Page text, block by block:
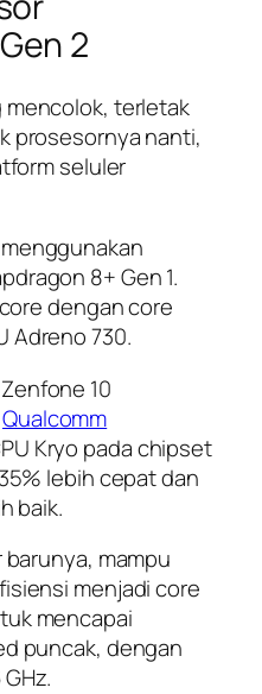
2
mencolok, terletak
prosesornya nanti,
seluler
8+ Gen 1.
dengan core
Adreno 730.
10
Qualcomm
Kryo pada chipset
lebih cepat dan
baik.
mampu
menjadi core
mencapai
puncak, dengan